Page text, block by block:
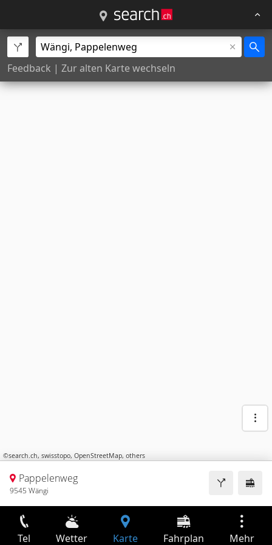
Feedback | Zur alten Karte wechseln
©search.ch, swisstopo, OpenStreetMap, others
Pappelenweg
9545 Wängi
Tel Wetter Karte Fahrplan Mehr